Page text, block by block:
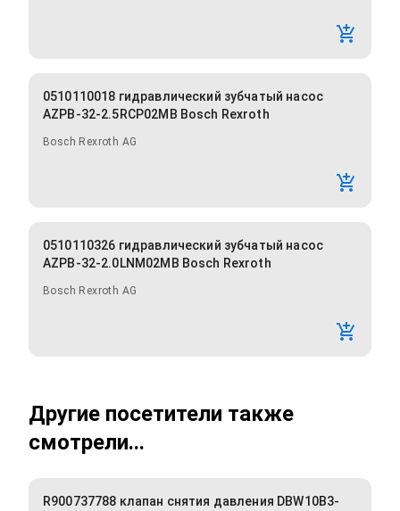
0510110018 гидравлический зубчатый насос
AZPB-32-2.5RCP02MB Bosch Rexroth
Bosch Rexroth AG
0510110326 гидравлический зубчатый насос
AZPB-32-2.0LNM02MB Bosch Rexroth
Bosch Rexroth AG
Другие посетители также
смотрели...
R900737788 клапан снятия давления DBW10B3-